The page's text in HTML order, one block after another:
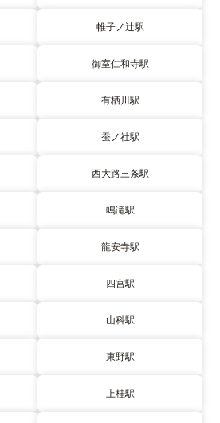
帷子ノ辻駅
御室仁和寺駅
有栖川駅
蚕ノ社駅
西大路三条駅
鳴滝駅
龍安寺駅
四宮駅
山科駅
東野駅
上桂駅